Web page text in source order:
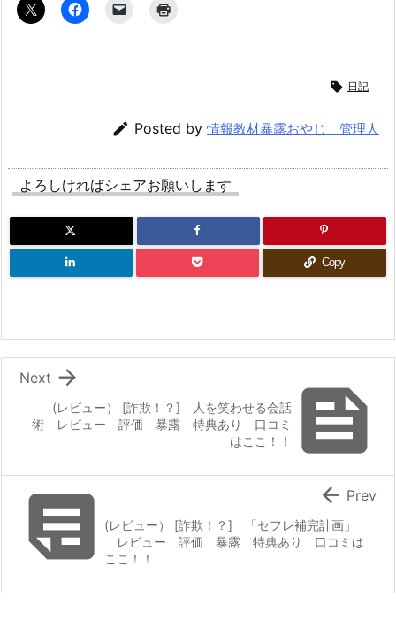
 日記
 Posted by情報教材暴露おやじ 管理人
よろしければシェアお願いします
Copy

(レビュー） [詐欺！？] 人を笑わせる会話
術 レビュー 評価 暴露 特典あり 口コミ
はここ！！

Next
(レビュー） [詐欺！？] 「セフレ補完計画」
レビュー 評価 暴露 特典あり 口コミは
ここ！！
 Prev